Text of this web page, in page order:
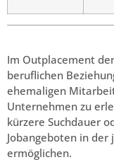
Im Outplacement
beruflichen
ehemaligen
Unternehmen zu
kürzere Suchdauer
Jobangeboten in
ermöglichen.